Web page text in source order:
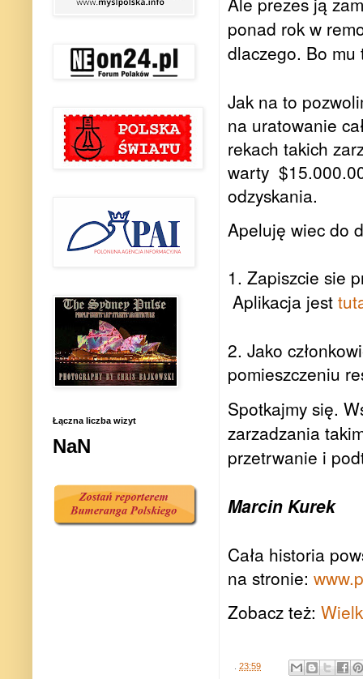
ponad rok w
dlaczego. Bo mu
Jak na to
na uratowanie
rekach takich
warty
odzyskania.
Apeluję wiec do
1. Zapiszcie sie
Aplikacja jest
2. Jako
pomieszczeniu
Spotkajmy się.
zarzadzania
przetrwanie i
Marcin Kurek
Cała historia
na stronie:
Zobacz też:
23:59
Łączna liczba wizyt
NaN